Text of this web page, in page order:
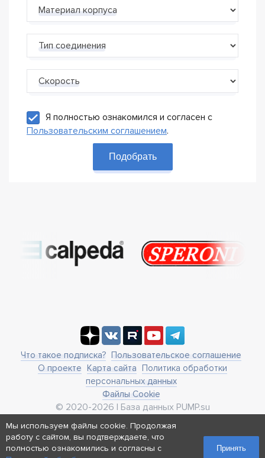
Материал корпуса
Тип соединения
Скорость
Я полностью ознакомился и согласен с
Пользовательским соглашением.
Подобрать
Что такое подписка? Пользовательское соглашение
О проекте Карта сайта Политика обработки
персональных данных
Файлы Cookie
© 2020-2026 | База данных PUMP.su
business@pump.su
г. Москва, ул. Ленинская Слобода 19
Реквизиты
Мы используем файлы cookie. Продолжая
работу с сайтом, вы подтверждаете, что
полностью ознакомились и согласны с
Принять